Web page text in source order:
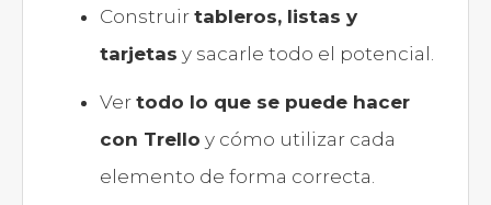
Construir tableros, listas y
tarjetas y sacarle todo el potencial.
Ver todo lo que se puede hacer
con Trello y cómo utilizar cada
elemento de forma correcta.